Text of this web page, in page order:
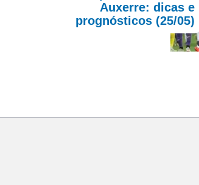
Auxerre: dicas e
prognósticos (25/05)